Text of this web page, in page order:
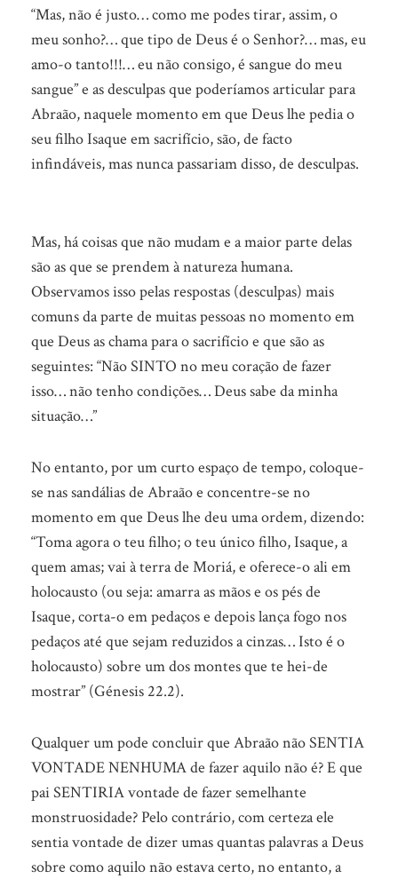
“Mas, não é justo… como me podes tirar, assim, o
meu sonho?… que tipo de Deus é o Senhor?… mas, eu
amo-o tanto!!!… eu não consigo, é sangue do meu
sangue” e as desculpas que poderíamos articular para
Abraão, naquele momento em que Deus lhe pedia o
seu filho Isaque em sacrifício, são, de facto
infindáveis, mas nunca passariam disso, de desculpas.
Mas, há coisas que não mudam e a maior parte delas
são as que se prendem à natureza humana.
Observamos isso pelas respostas (desculpas) mais
comuns da parte de muitas pessoas no momento em
que Deus as chama para o sacrifício e que são as
seguintes: “Não SINTO no meu coração de fazer
isso… não tenho condições… Deus sabe da minha
situação…”
No entanto, por um curto espaço de tempo, coloque-
se nas sandálias de Abraão e concentre-se no
momento em que Deus lhe deu uma ordem, dizendo:
“Toma agora o teu filho; o teu único filho, Isaque, a
quem amas; vai à terra de Moriá, e oferece-o ali em
holocausto (ou seja: amarra as mãos e os pés de
Isaque, corta-o em pedaços e depois lança fogo nos
pedaços até que sejam reduzidos a cinzas… Isto é o
holocausto) sobre um dos montes que te hei-de
mostrar” (Génesis 22.2).
Qualquer um pode concluir que Abraão não SENTIA
VONTADE NENHUMA de fazer aquilo não é? E que
pai SENTIRIA vontade de fazer semelhante
monstruosidade? Pelo contrário, com certeza ele
sentia vontade de dizer umas quantas palavras a Deus
sobre como aquilo não estava certo, no entanto, a